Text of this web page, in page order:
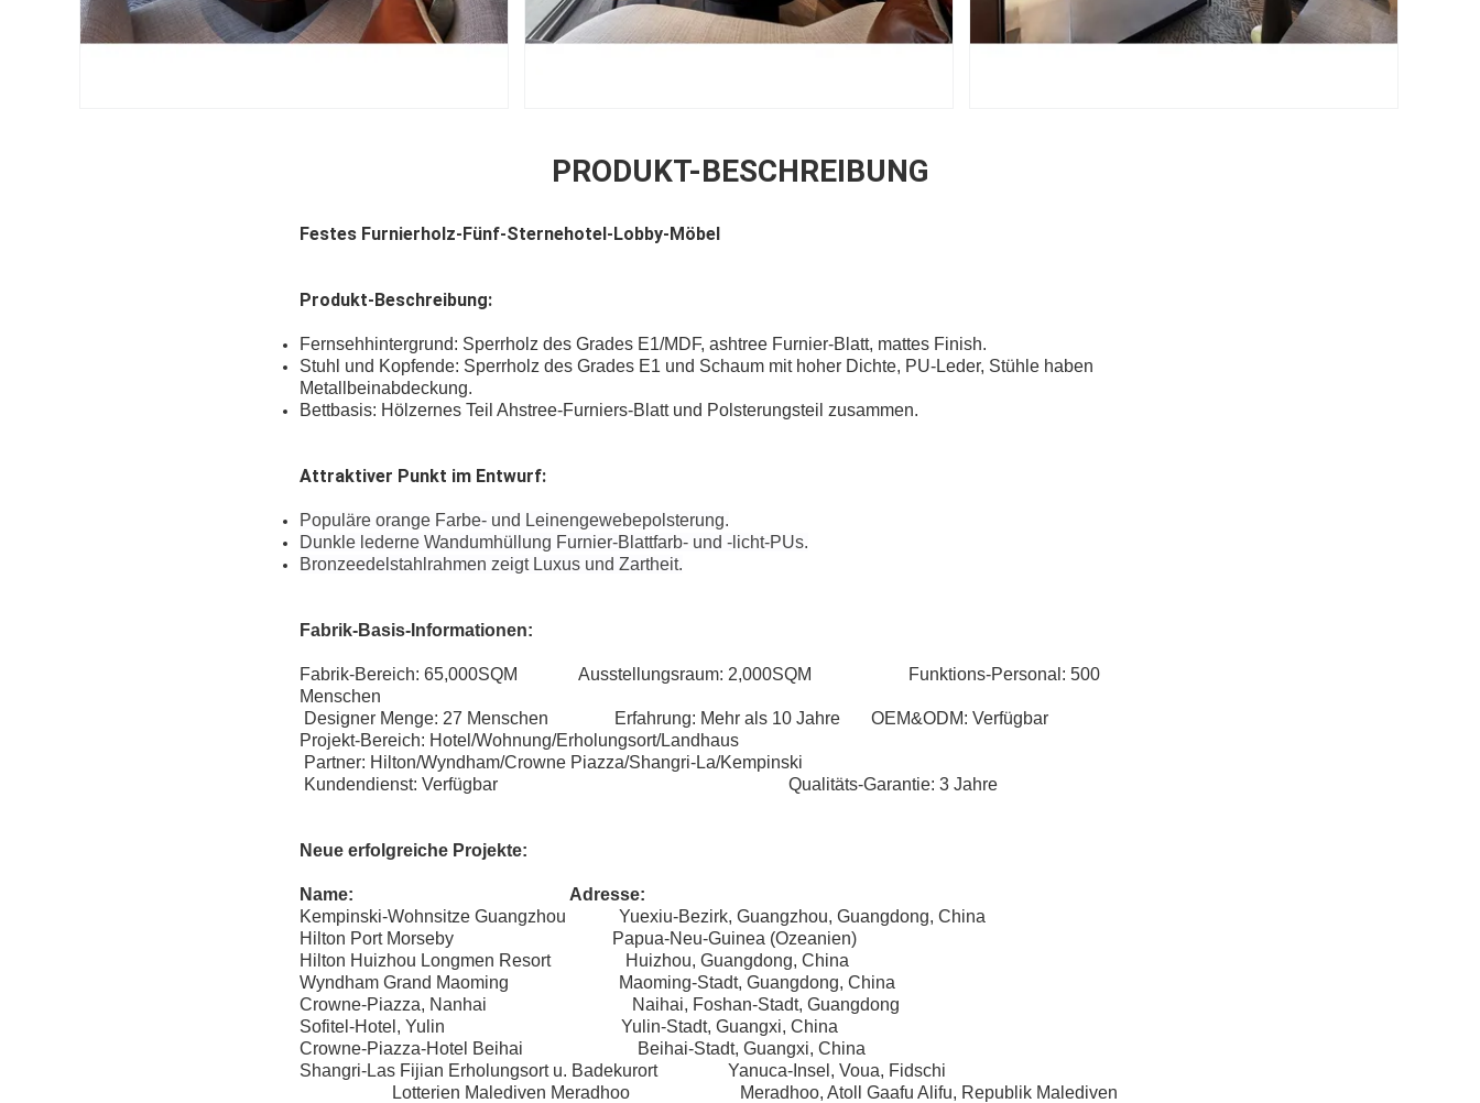
PRODUKT-BESCHREIBUNG
Festes Furnierholz-Fünf-Sternehotel-Lobby-Möbel
Produkt-Beschreibung:
Fernsehhintergrund: Sperrholz des Grades E1/MDF, ashtree Furnier-Blatt, mattes Finish.
Stuhl und Kopfende: Sperrholz des Grades E1 und Schaum mit hoher Dichte, PU-Leder, Stühle haben
Metallbeinabdeckung.
Bettbasis: Hölzernes Teil Ahstree-Furniers-Blatt und Polsterungsteil zusammen.
Attraktiver Punkt im Entwurf:
Populäre orange Farbe- und Leinengewebepolsterung.
Dunkle lederne Wandumhüllung Furnier-Blattfarb- und -licht-PUs.
Bronzeedelstahlrahmen zeigt Luxus und Zartheit.
Fabrik-Basis-Informationen:
Fabrik-Bereich: 65,000SQM Ausstellungsraum: 2,000SQM Funktions-Personal: 500
Menschen
Designer Menge: 27 Menschen Erfahrung: Mehr als 10 Jahre OEM&ODM: Verfügbar
Projekt-Bereich: Hotel/Wohnung/Erholungsort/Landhaus
Partner: Hilton/Wyndham/Crowne Piazza/Shangri-La/Kempinski
Kundendienst: Verfügbar Qualitäts-Garantie: 3 Jahre
Neue erfolgreiche Projekte:
Name: Adresse:
Kempinski-Wohnsitze Guangzhou Yuexiu-Bezirk, Guangzhou, Guangdong, China
Hilton Port Morseby Papua-Neu-Guinea (Ozeanien)
Hilton Huizhou Longmen Resort Huizhou, Guangdong, China
Wyndham Grand Maoming Maoming-Stadt, Guangdong, China
Crowne-Piazza, Nanhai Naihai, Foshan-Stadt, Guangdong
Sofitel-Hotel, Yulin Yulin-Stadt, Guangxi, China
Crowne-Piazza-Hotel Beihai Beihai-Stadt, Guangxi, China
Shangri-Las Fijian Erholungsort u. Badekurort Yanuca-Insel, Voua, Fidschi
Lotterien Malediven Meradhoo Meradhoo, Atoll Gaafu Alifu, Republik Malediven